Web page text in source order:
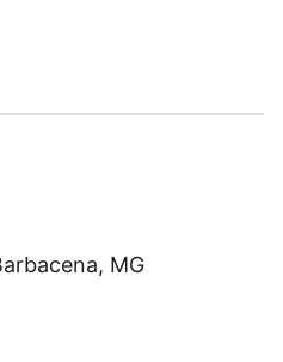
verde e encontrar
quanto custa comprar
MG